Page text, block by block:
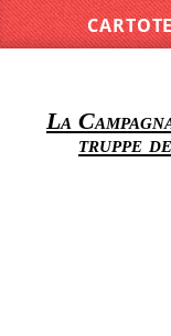
La
truppe